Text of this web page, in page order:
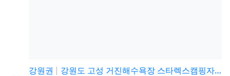
강원권
강원도 고성 거진해수욕장 스타렉스캠핑자 차박 바다낚시 …